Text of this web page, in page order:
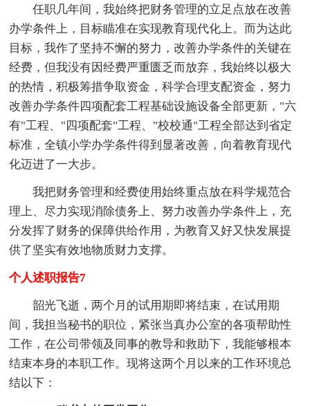
任职几年间，我始终把财务管理的立足点放在改善
办学条件上，目标瞄准在实现教育现代化上。而为达此
目标，我作了坚持不懈的努力，改善办学条件的关键在
经费，但我没有因经费严重匮乏而放弃，我始终以极大
的热情，积极筹措争取资金，科学合理支配资金，努力
改善办学条件四项配套工程基础设施设备全部更新，"六
有"工程、"四项配套"工程、"校校通"工程全部达到省定
标准，全镇小学办学条件得到显著改善，向着教育现代
化迈进了一大步。
我把财务管理和经费使用始终重点放在科学规范合
理上、尽力实现消除债务上、努力改善办学条件上，充
分发挥了财务的保障供给作用，为教育又好又快发展提
供了坚实有效地物质财力支撑。
个人述职报告7
韶光飞逝，两个月的试用期即将结束，在试用期
间，我担当秘书的职位，紧张当真办公室的各项帮助性
工作，在公司带领及同事的教导和救助下，我能够根本
结束本身的本职工作。现将这两个月以来的工作环境总
结以下：